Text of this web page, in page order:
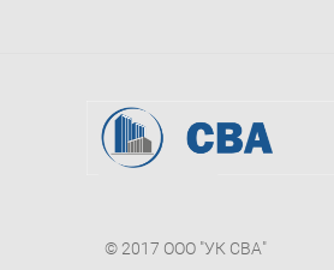
© 2017 ООО "УК СВА"